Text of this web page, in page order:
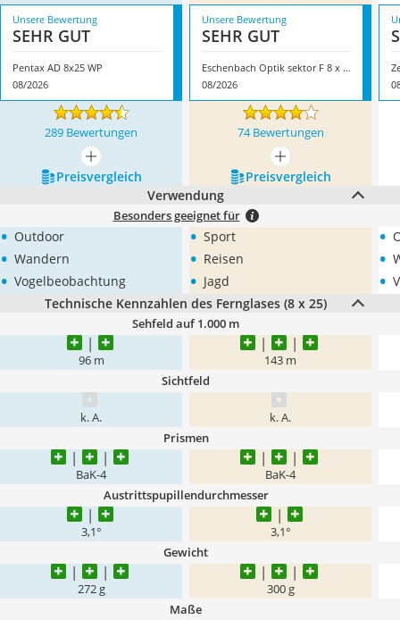
Unsere Bewertung
SEHR GUT
Pentax AD 8x25 WP
08/2026
Unsere Bewertung
SEHR GUT
Eschenbach Optik sektor F 8 x 25 compact+
08/2026
289 Bewertungen 74 Bewertungen
mehr anzeigen
mehr anzeigen
Preis­vergleich
Preis­vergleich
Verwendung
Besonders geeignet für
• Outdoor
• Wandern
• Vogelbeobachtung
• Sport
• Reisen
• Jagd
•
•
•
Technische Kennzahlen des Fernglases (8 x 25)
Sehfeld auf 1.000 m
96 m 143 m
Sichtfeld
k. A. k. A.
Prismen
BaK-4 BaK-4
Austrittspupillendurchmesser
3,1° 3,1°
Gewicht
272 g 300 g
Maße